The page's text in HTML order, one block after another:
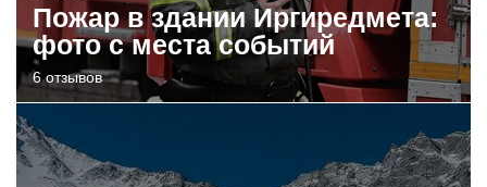
Пожар в здании Иргиредмета:
фото с места событий
6 отзывов